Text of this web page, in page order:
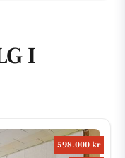
I
598.000 kr